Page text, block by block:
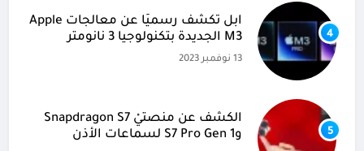
4
آبل تكشف رسميًا عن معالجات Apple
M3 الجديدة بتكنولوجيا 3 نانومتر
13 نوفمبر 2023
5
الكشف عن منصتيْ Snapdragon S7
وS7 Pro Gen 1 لسماعات الأذن